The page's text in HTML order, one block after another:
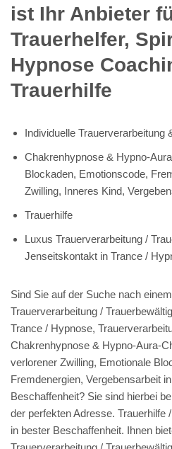
ist Ihr Anbieter
Trauerhelfer,
Hypnose
Trauerhilfe
Individuelle Trauerverarbeitung
Chakrenhypnose & Hypno-
Blockaden, Emotionscode,
Zwilling, Inneres Kind,
Trauerhilfe
Luxus Trauerverarbeitung /
Jenseitskontakt in Trance /
Sind Sie auf der Suche nach
Trauerverarbeitung /
Trance / Hypnose,
Chakrenhypnose & Hypno-Aura-
verlorener Zwilling, Emotionale
Fremdenergien, Vergebensarbeit
Beschaffenheit? Sie sind hierbei
der perfekten Adresse. Trauerhilfe
in bester Beschaffenheit. Ihnen